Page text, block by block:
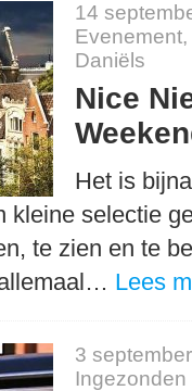
14
Evenement,
Daniëls
Nice
Het is
kleine selectie
te zien en te
Lees
3
Ingezonden